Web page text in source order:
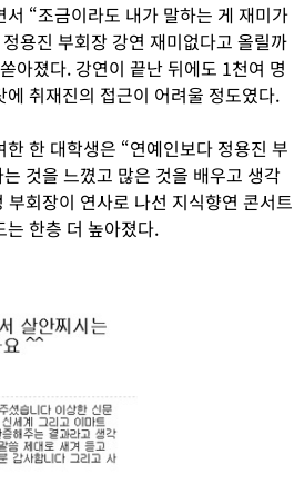
“조금이라도 내가 말하는 게 재미가
용진 부회장 강연 재미없다고 올릴까
아졌다. 강연이 끝난 뒤에도 1천여 명
취재진의 접근이 어려울 정도였다.
한 대학생은 “연예인보다 정용진 부
것을 느꼈고 많은 것을 배우고 생각
회장이 연사로 나선 지식향연 콘서트
한층 더 높아졌다.